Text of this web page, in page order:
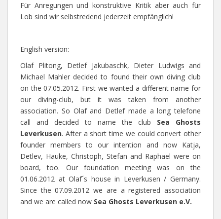
Für Anregungen und konstruktive Kritik aber auch für
Lob sind wir selbstredend jederzeit empfänglich!
English version:
Olaf Plitong, Detlef Jakubaschk, Dieter Ludwigs and
Michael Mahler decided to found their own diving club
on the 07.05.2012. First we wanted a different name for
our diving-club, but it was taken from another
association. So Olaf and Detlef made a long telefone
call and decided to name the club Sea Ghosts
Leverkusen. After a short time we could convert other
founder members to our intention and now Katja,
Detlev, Hauke, Christoph, Stefan and Raphael were on
board, too. Our foundation meeting was on the
01.06.2012 at Olaf´s house in Leverkusen / Germany.
Since the 07.09.2012 we are a registered association
and we are called now Sea Ghosts Leverkusen e.V.